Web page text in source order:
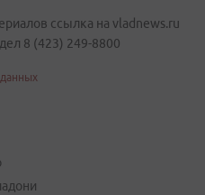
ссылка на vladnews.ru
8 (423) 249-8800